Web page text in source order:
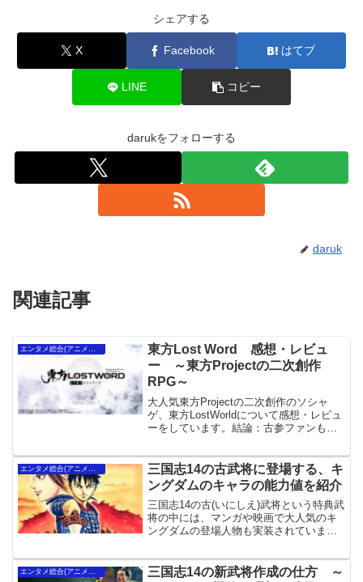
シェアする
X Facebook はてブ
LINE コピー
darukをフォローする
daruk
関連記事
エンタメ総合(アニメ・映画）
東方Lost Word 感想・レビュ
ー ～東方Projectの二次創作
RPG～
大人気東方Projectの二次創作のソシャ
ゲ、東方LostWorldについて感想・レビュ
ーをしています。結論：古参ファンも東
三国志14の古武将に登場する、キ
ングダムのキャラの能力値を紹介
三国志14の古(いにしえ)武将という特典武
将の中には、マンガや映画で大人気のキ
ングダムの登場人物も実装されていま
キングダムのキャラクターとその能力値
について解説していきます(+_+)
三国志14の新武将作成の仕方 ～